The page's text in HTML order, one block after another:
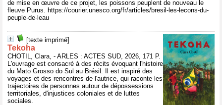
de mise en œuvre de ce projet, les poissons peuplent de nouveau le
fleuve Purus. https://courier.unesco.org/fr/articles/bresil-les-lecons-du-
peuple-de-leau
[texte imprimé]
Tekoha
CHOTIL, Clara, - ARLES : ACTES SUD, 2026, 171 P.
L'ouvrage est consacré à des récits évoquant l'histoire
du Mato Grosso do Sul au Brésil. Il est inspiré des
voyages et des rencontres de l'autrice, qui raconte les
trajectoires de personnes autour de dépossessions
territoriales, d'injustices coloniales et de luttes
sociales.